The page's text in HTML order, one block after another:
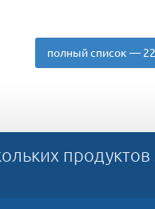
полный список —
продуктов